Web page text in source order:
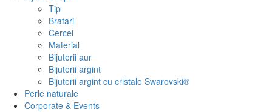
Tip
Bratari
Cercei
Material
Bijuterii aur
Bijuterii argint
Bijuterii argint cu cristale Swarovski®
Perle naturale
Corporate & Events